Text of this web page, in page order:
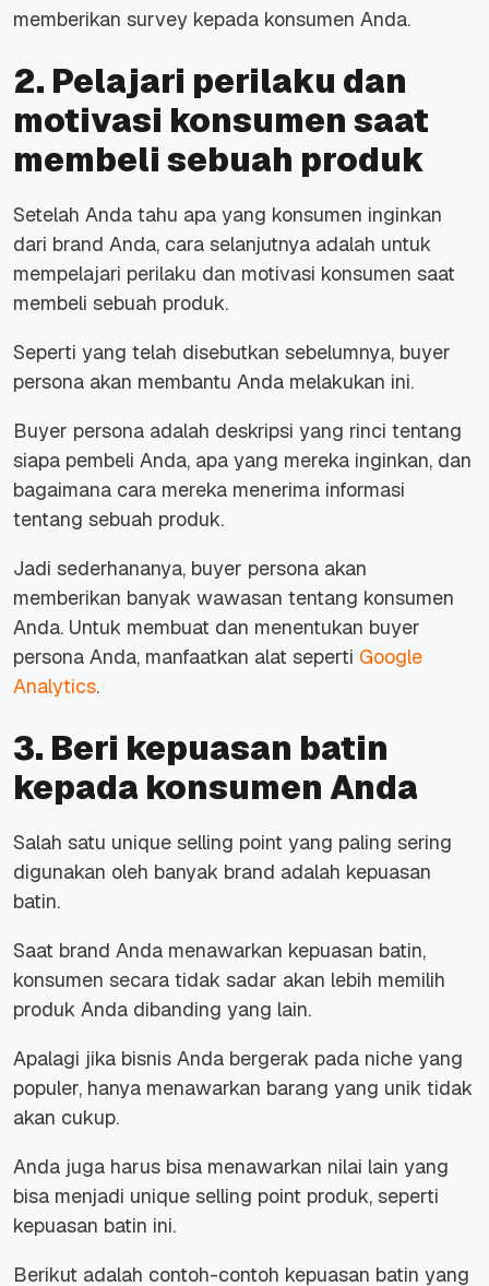
memberikan survey kepada konsumen Anda.
2. Pelajari perilaku dan
motivasi konsumen saat
membeli sebuah produk
Setelah Anda tahu apa yang konsumen inginkan
dari brand Anda, cara selanjutnya adalah untuk
mempelajari perilaku dan motivasi konsumen saat
membeli sebuah produk.
Seperti yang telah disebutkan sebelumnya, buyer
persona akan membantu Anda melakukan ini.
Buyer persona adalah deskripsi yang rinci tentang
siapa pembeli Anda, apa yang mereka inginkan, dan
bagaimana cara mereka menerima informasi
tentang sebuah produk.
Jadi sederhananya, buyer persona akan
memberikan banyak wawasan tentang konsumen
Anda. Untuk membuat dan menentukan buyer
persona Anda, manfaatkan alat seperti Google
Analytics.
3. Beri kepuasan batin
kepada konsumen Anda
Salah satu unique selling point yang paling sering
digunakan oleh banyak brand adalah kepuasan
batin.
Saat brand Anda menawarkan kepuasan batin,
konsumen secara tidak sadar akan lebih memilih
produk Anda dibanding yang lain.
Apalagi jika bisnis Anda bergerak pada niche yang
populer, hanya menawarkan barang yang unik tidak
akan cukup.
Anda juga harus bisa menawarkan nilai lain yang
bisa menjadi unique selling point produk, seperti
kepuasan batin ini.
Berikut adalah contoh-contoh kepuasan batin yang